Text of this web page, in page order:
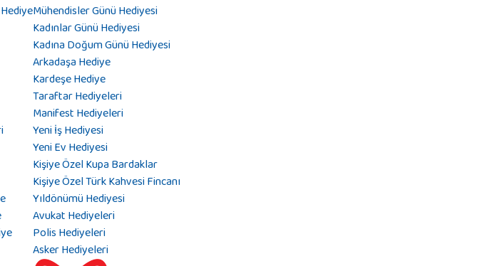
Mühendisler Günü Hediyesi
Kadınlar Günü Hediyesi
Kadına Doğum Günü Hediyesi
Arkadaşa Hediye
Kardeşe Hediye
Taraftar Hediyeleri
Manifest Hediyeleri
Yeni İş Hediyesi
Yeni Ev Hediyesi
Kişiye Özel Kupa Bardaklar
Kişiye Özel Türk Kahvesi Fincanı
Yıldönümü Hediyesi
Avukat Hediyeleri
Polis Hediyeleri
Asker Hediyeleri